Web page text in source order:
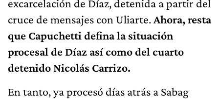
excarcelación de Díaz, detenida a partir del
cruce de mensajes con Uliarte.Ahora, resta
que Capuchetti defina la situación
procesal de Díaz así como del cuarto
detenido Nicolás Carrizo.
En tanto, ya procesó días atrás a Sabag